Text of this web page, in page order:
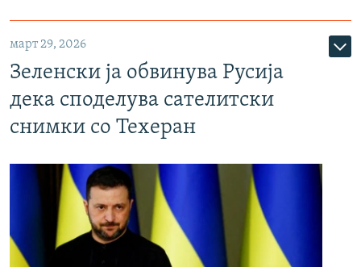
март 29, 2026
Зеленски ја обвинува Русија
дека споделува сателитски
снимки со Техеран